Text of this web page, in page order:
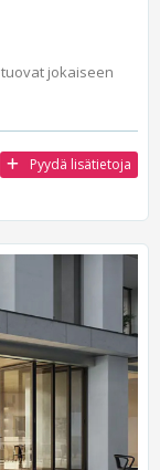
jokaiseen
Pyydä lisätietoja